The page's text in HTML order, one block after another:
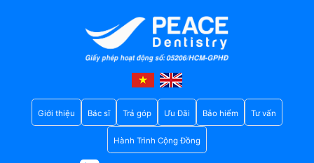
Giới thiệu Bác sĩ Trả góp Ưu Đãi Bảo hiểm Tư vấn
Hành Trình Cộng Đồng